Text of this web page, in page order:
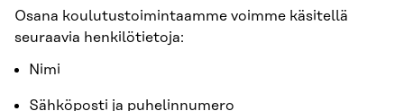
Osana koulutustoimintaamme voimme käsitellä
seuraavia henkilötietoja:
Nimi
Sähköposti ja puhelinnumero